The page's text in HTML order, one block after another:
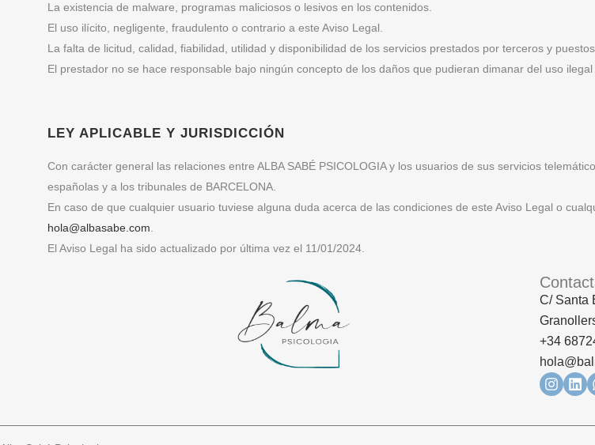
La existencia de malware, programas maliciosos o lesivos en los contenidos.
El uso ilícito, negligente, fraudulento o contrario a este Aviso Legal.
La falta de licitud, calidad, fiabilidad, utilidad y disponibilidad de los servicios prestados por terceros y
El prestador no se hace responsable bajo ningún concepto de los daños que pudieran dimanar del uso
LEY APLICABLE Y JURISDICCIÓN
Con carácter general las relaciones entre ALBA SABÉ PSICOLOGIA y los usuarios de sus servicios
españolas y a los tribunales de BARCELONA.
En caso de que cualquier usuario tuviese alguna duda acerca de las condiciones de este Aviso Legal o
hola@albasabe.com
El Aviso Legal ha sido actualizado por última vez el 11/01/2024.
C/ Santa
+34